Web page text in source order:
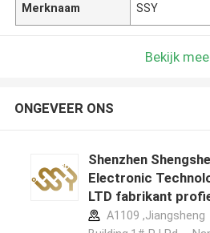
Merknaam SSY
Bekijk
ONGEVEER ONS
Shenzhen
Electronic
LTD fabrikant
A1109 ,Jiangsheng